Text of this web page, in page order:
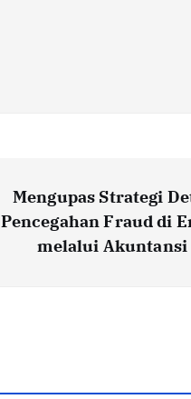
Mengupas Strategi
Pencegahan Fraud di
melalui Akuntansi